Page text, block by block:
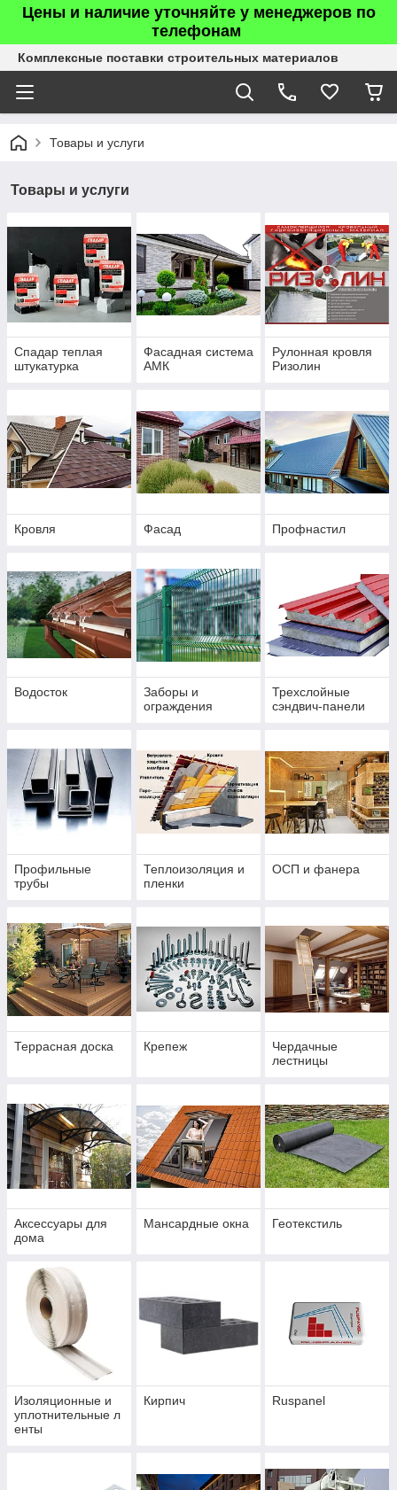
Цены и наличие уточняйте у менеджеров по
телефонам
Комплексные поставки строительных материалов
Товары и услуги
Товары и услуги
Спадар теплая
штукатурка
Фасадная система
АМК
Рулонная кровля
Ризолин
Кровля Фасад Профнастил
Водосток
Заборы и
ограждения
Трехслойные
сэндвич-панели
Профильные
трубы
Теплоизоляция и
пленки
ОСП и фанера
Террасная доска Крепеж
Чердачные
лестницы
Аксессуары для
дома
Мансардные окна Геотекстиль
Изоляционные и
уплотнительные л
енты
Кирпич Ruspanel